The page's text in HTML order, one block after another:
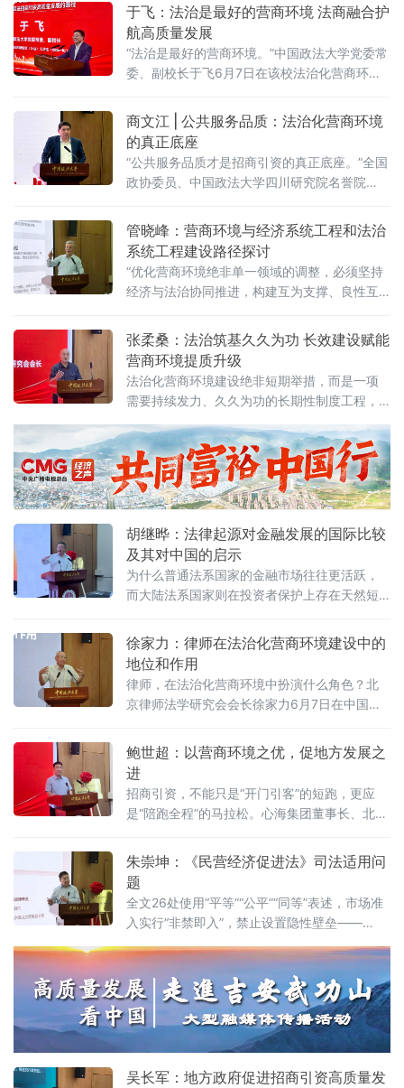
于飞：法治是最好的营商环境 法商融合护
航高质量发展
“法治是最好的营商环境。”中国政法大学党委常
委、副校长于飞6月7日在该校法治化营商环境
商环境的核心要义在于法治化保障——因为法
治提供明确的预期。当天，中国政法大学法治
化营商环境建设与数字金融研究中心在京正式
成立，同步启动“法治筑基、商业有序——地方
政府促进招商引资和高质量发展路径”法治化营
商文江 | 公共服务品质：法治化营商环境
的真正底座
“公共服务品质才是招商引资的真正底座。”全国
政协委员、中国政法大学四川研究院名誉院
营商环境建设与数字金融研究中心揭牌仪式上
作出上述表示。他指出，《公平竞争审查条
例》施行后，各地招商引资的竞争焦点已从“拼
政策洼地”转向“拼服务高地”“拼法治高地”，长期
稳定、高效透明的法治环境与公共服务成为吸
管晓峰：营商环境与经济系统工程和法治
系统工程建设路径探讨
“优化营商环境绝非单一领域的调整，必须坚持
经济与法治协同推进，构建互为支撑、良性互
教授管晓峰6月7日在中国政法大学法治化营商
环境建设与数字金融研究中心揭牌仪式上作出
上述表示。他在题为《营商环境与经济、法治
系统工程建设路径探讨》的主题演讲中，系统
阐述以系统工程思维推进营商环境建设的理论
框架与实践路径。管晓峰从市场发展环境问
张柔桑：法治筑基久久为功 长效建设赋能
营商环境提质升级
法治化营商环境建设绝非短期举措，而是一项
需要持续发力、久久为功的长期性制度工程，
展的根本路径。
胡继晔：法律起源对金融发展的国际比较
及其对中国的启示
为什么普通法系国家的金融市场往往更活跃，
而大陆法系国家则在投资者保护上存在天然短
长背后是否隐藏着法治短板？中国政法大学商
学院教授、法治化营商环境建设与数字金融研
究课题组组长胡继晔6月7日在该校研究中心揭
牌仪式既同期举办的“法治筑基、商业有序——
地方政府促进招商引资和高质量发展路径”法治
以
徐家力：律师在法治化营商环境建设中的
地位和作用
律师，在法治化营商环境中扮演什么角色？北
京律师法学研究会会长徐家力6月7日在中国政
心揭牌仪式既同期举办的“法治筑基、商业有序
——地方政府促进招商引资和高质量发展路
径”法治化营商环境建设（公益）大讲堂2026首
期活动上给出明确答案：律师不仅是法律的实
践者，更是连接政府、市场与司法的法治纽
法治化水
鲍世超：以营商环境之优，促地方发展之
进
招商引资，不能只是“开门引客”的短跑，更应
是“陪跑全程”的马拉松。心海集团董事长、北京
行会长鲍世超6月7日在中国政法大学法治化营
商环境建设与数字金融研究中心揭牌仪式既同
期举办的“法治筑基、商业有序——地方政府促
进招商引资和高质量发展路径”法治化营商环境
建设（公益）大讲堂2026首期活动上，以企业
家视角道出法治化营商环境的真谛：“一个
朱崇坤：《民营经济促进法》司法适用问
题
全文26处使用“平等”“公平”“同等”表述，市场准
入实行“非禁即入”，禁止设置隐性壁垒——
经济促进法》被寄予厚望。然而，北京企业法
治与发展研究会副会长朱崇坤6月7日在中国政
法大学法治化营商环境建设与数字金融研究中
心揭牌仪式既同期举办的“法治筑基、商业有序
——地方政府促进招商引资和高质量发展路
吴长军：地方政府促进招商引资高质量发